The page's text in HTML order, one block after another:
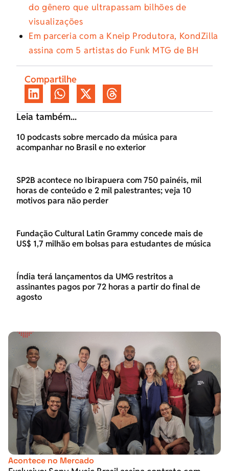
do gênero que ultrapassam bilhões de
visualizações
Em parceria com a Kneip Produtora, KondZilla
assina com 5 artistas do Funk MTG de BH
Compartilhe
Leia também...
10 podcasts sobre mercado da música para
acompanhar no Brasil e no exterior
SP2B acontece no Ibirapuera com 750 painéis, mil
horas de conteúdo e 2 mil palestrantes; veja 10
motivos para não perder
Fundação Cultural Latin Grammy concede mais de
US$ 1,7 milhão em bolsas para estudantes de música
Índia terá lançamentos da UMG restritos a
assinantes pagos por 72 horas a partir do final de
agosto
Acontece no Mercado